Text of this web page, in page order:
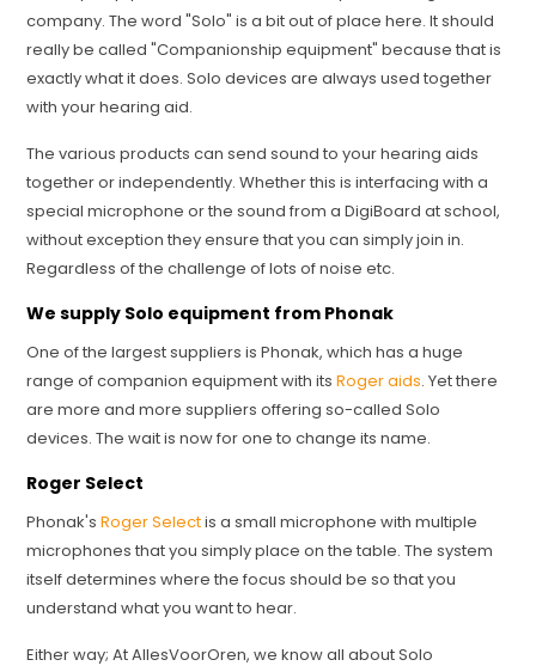
company. The word "Solo" is a bit out of place here. It should
really be called "Companionship equipment" because that is
exactly what it does. Solo devices are always used together
with your hearing aid.
The various products can send sound to your hearing aids
together or independently. Whether this is interfacing with a
special microphone or the sound from a DigiBoard at school,
without exception they ensure that you can simply join in.
Regardless of the challenge of lots of noise etc.
We supply Solo equipment from Phonak
One of the largest suppliers is Phonak, which has a huge
range of companion equipment with itsRoger aids. Yet there
are more and more suppliers offering so-called Solo
devices. The wait is now for one to change its name.
Roger Select
Phonak'sRoger Selectis a small microphone with multiple
microphones that you simply place on the table. The system
itself determines where the focus should be so that you
understand what you want to hear.
Either way; At AllesVoorOren, we know all about Solo